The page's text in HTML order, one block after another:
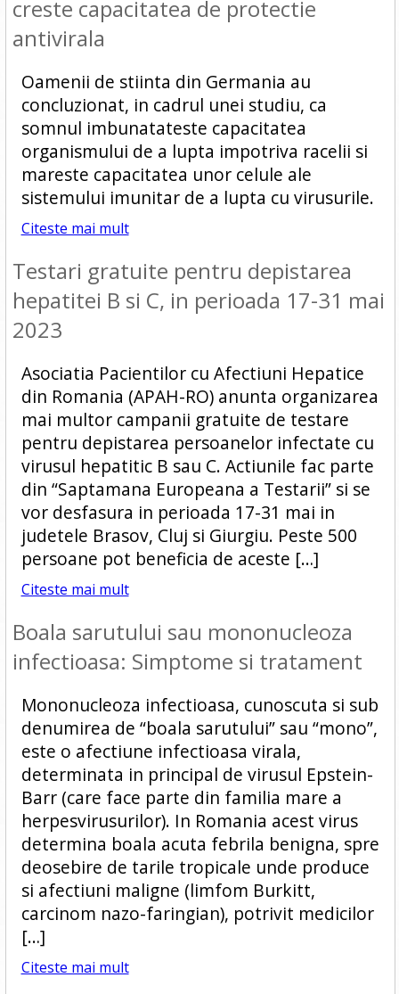
creste capacitatea de protectie
antivirala
Oamenii de stiinta din Germania au
concluzionat, in cadrul unei studiu, ca
somnul imbunatateste capacitatea
organismului de a lupta impotriva racelii si
mareste capacitatea unor celule ale
sistemului imunitar de a lupta cu virusurile.
Citeste mai mult
Testari gratuite pentru depistarea
hepatitei B si C, in perioada 17-31 mai
2023
Asociatia Pacientilor cu Afectiuni Hepatice
din Romania (APAH-RO) anunta organizarea
mai multor campanii gratuite de testare
pentru depistarea persoanelor infectate cu
virusul hepatitic B sau C. Actiunile fac parte
din “Saptamana Europeana a Testarii” si se
vor desfasura in perioada 17-31 mai in
judetele Brasov, Cluj si Giurgiu. Peste 500
persoane pot beneficia de aceste […]
Citeste mai mult
Boala sarutului sau mononucleoza
infectioasa: Simptome si tratament
Mononucleoza infectioasa, cunoscuta si sub
denumirea de “boala sarutului” sau “mono”,
este o afectiune infectioasa virala,
determinata in principal de virusul Epstein-
Barr (care face parte din familia mare a
herpesvirusurilor). In Romania acest virus
determina boala acuta febrila benigna, spre
deosebire de tarile tropicale unde produce
si afectiuni maligne (limfom Burkitt,
carcinom nazo-faringian), potrivit medicilor
[…]
Citeste mai mult